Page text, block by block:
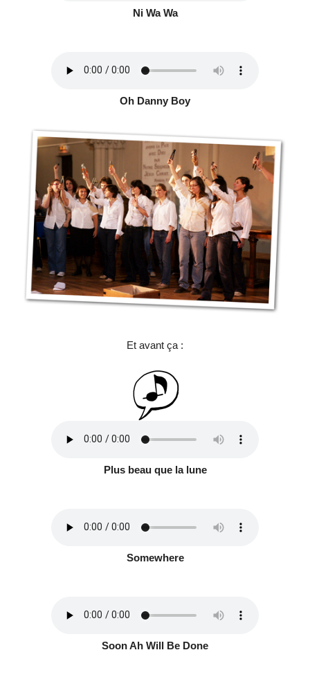
Ni Wa Wa
Oh Danny Boy
Et avant ça :
Plus beau que la lune
Somewhere
Soon Ah Will Be Done